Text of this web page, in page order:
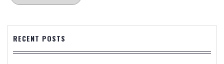
RECENT POSTS